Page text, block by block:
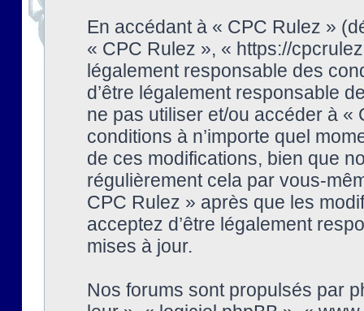
En accédant à « CPC Rulez »
« CPC Rulez », « https://
légalement responsable des
d’être légalement responsable
ne pas utiliser et/ou accéder à
conditions à n’importe quel
de ces modifications, bien que
régulièrement cela par vous-
CPC Rulez » après que les
acceptez d’être légalement
mises à jour.
Nos forums sont propulsés par